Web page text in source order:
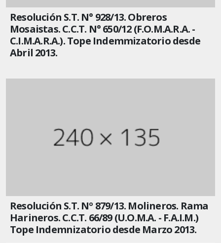
Resolución S.T. N° 928/13. Obreros
Mosaistas. C.C.T. N° 650/12 (F.O.M.A.R.A. -
C.I.M.A.R.A.). Tope Indemmizatorio desde
Abril 2013.
Resolución S.T. Nº 879/13. Molineros. Rama
Harineros. C.C.T. 66/89 (U.O.M.A. - F.A.I.M.)
Tope Indemnizatorio desde Marzo 2013.